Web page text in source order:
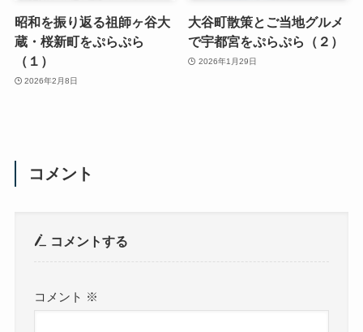
昭和を振り返る祖師ヶ谷大
蔵・桜新町をぷらぷら
（１）
2026年2月8日
大谷町散策とご当地グルメ
で宇都宮をぷらぷら（２）
2026年1月29日
コメント
コメントする
コメント ※